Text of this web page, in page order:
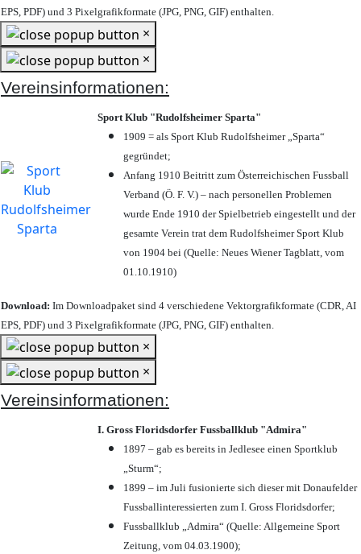
EPS, PDF) und 3 Pixelgrafikformate (JPG, PNG, GIF) enthalten.
×
×
Vereinsinformationen:
Sport Klub "Rudolfsheimer Sparta"
1909 = als Sport Klub Rudolfsheimer „Sparta“
gegründet;
Anfang 1910 Beitritt zum Österreichischen Fussball
Verband (Ö. F. V.) – nach personellen Problemen
wurde Ende 1910 der Spielbetrieb eingestellt und der
gesamte Verein trat dem Rudolfsheimer Sport Klub
von 1904 bei (Quelle: Neues Wiener Tagblatt, vom
01.10.1910)
Download: Im Downloadpaket sind 4 verschiedene Vektorgrafikformate (CDR, AI
EPS, PDF) und 3 Pixelgrafikformate (JPG, PNG, GIF) enthalten.
×
×
Vereinsinformationen:
I. Gross Floridsdorfer Fussballklub "Admira"
1897 – gab es bereits in Jedlesee einen Sportklub
„Sturm“;
1899 – im Juli fusionierte sich dieser mit Donaufelder
Fussballinteressierten zum I. Gross Floridsdorfer;
Fussballklub „Admira“ (Quelle: Allgemeine Sport
Zeitung, vom 04.03.1900);